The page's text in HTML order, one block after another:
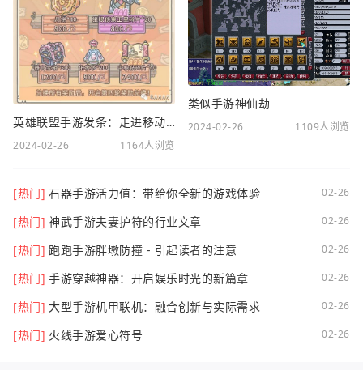
英雄联盟手游发条：走进移动电竞新时代
2024-02-26 1164人浏览
类似手游神仙劫
2024-02-26 1109人浏览
[热门] 石器手游活力值：带给你全新的游戏体验 02-26
[热门] 神武手游夫妻护符的行业文章 02-26
[热门] 跑跑手游胖墩防撞 - 引起读者的注意 02-26
[热门] 手游穿越神器：开启娱乐时光的新篇章 02-26
[热门] 大型手游机甲联机：融合创新与实际需求 02-26
[热门] 火线手游爱心符号 02-26